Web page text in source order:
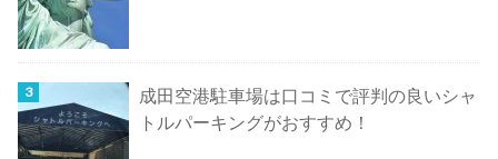
成田空港駐車場は口コミで評判の良いシャ
トルパーキングがおすすめ！